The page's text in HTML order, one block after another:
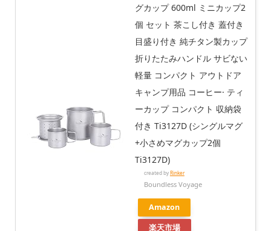
グカップ 600ml ミニカップ2
個 セット 茶こし付き 蓋付き
目盛り付き 純チタン製カップ
折りたたみハンドル サビない
軽量 コンパクト アウトドア
キャンプ用品 コーヒー· ティ
ーカップ コンパクト 収納袋
付き Ti3127D (シングルマグ
+小さめマグカップ2個
Ti3127D)
created byRinker
Boundless Voyage
Amazon
楽天市場